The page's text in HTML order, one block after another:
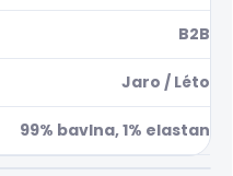
B2B
Jaro / Léto
99% bavlna, 1% elastan